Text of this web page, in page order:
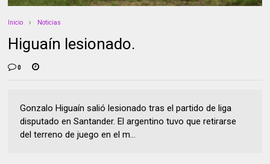
Inicio Noticias
Higuaín lesionado.
0
Gonzalo Higuaín salió lesionado tras el partido de liga
disputado en Santander. El argentino tuvo que retirarse
del terreno de juego en el m...